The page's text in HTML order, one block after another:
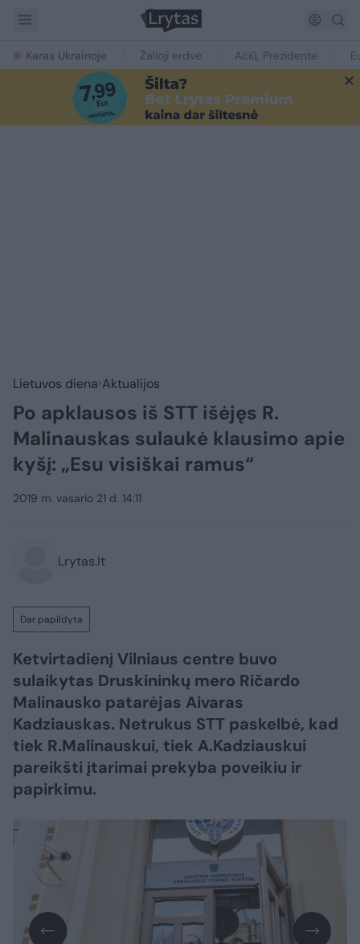
Karas Ukrainoje Žalioji erdvė Ačiū, Prezidente
Lietuvos diena Aktualijos
Po apklausos iš STT išėjęs R.
Malinauskas sulaukė klausimo apie
kyšį: „Esu visiškai ramus“
2019 m. vasario 21 d. 14:11
Lrytas.lt
Dar papildyta
Ketvirtadienį Vilniaus centre buvo
sulaikytas Druskininkų mero Ričardo
Malinausko patarėjas Aivaras
Kadziauskas. Netrukus STT paskelbė, kad
tiek R.Malinauskui, tiek A.Kadziauskui
pareikšti įtarimai prekyba poveikiu ir
papirkimu.